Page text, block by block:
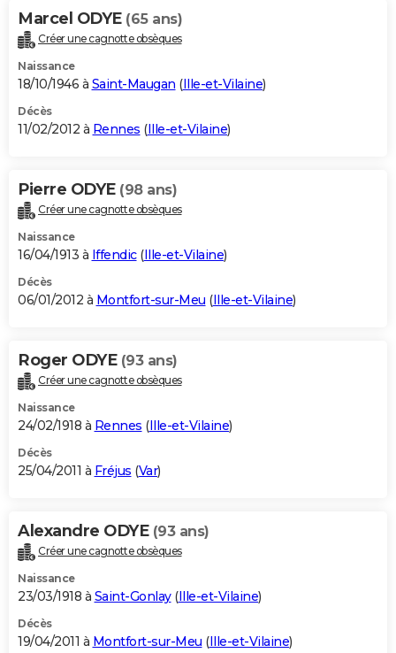
Marcel ODYE (65 ans)
Créer une cagnotte obsèques
Naissance
18/10/1946 à Saint-Maugan (Ille-et-Vilaine)
Décès
11/02/2012 à Rennes (Ille-et-Vilaine)
Pierre ODYE (98 ans)
Créer une cagnotte obsèques
Naissance
16/04/1913 à Iffendic(Ille-et-Vilaine)
Décès
06/01/2012 à Montfort-sur-Meu (Ille-et-Vilaine)
Roger ODYE (93 ans)
Créer une cagnotte obsèques
Naissance
24/02/1918 à Rennes (Ille-et-Vilaine)
Décès
25/04/2011 à Fréjus (Var)
Alexandre ODYE (93 ans)
Créer une cagnotte obsèques
Naissance
23/03/1918 à Saint-Gonlay(Ille-et-Vilaine)
Décès
19/04/2011 à Montfort-sur-Meu (Ille-et-Vilaine)